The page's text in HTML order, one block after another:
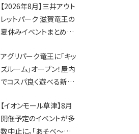
【2026年8月】三井アウト
レットパーク 滋賀竜王の
夏休みイベントまとめ！
辛グルメ・フォトコンテス
トまで盛りだくさん！
アグリパーク竜王に「キッ
ズルーム」オープン！屋内
でコスパ良く遊べる新施
合いが無料に★
【イオンモール草津】8月
開催予定のイベントが多
数中止に。「あそべ〜る